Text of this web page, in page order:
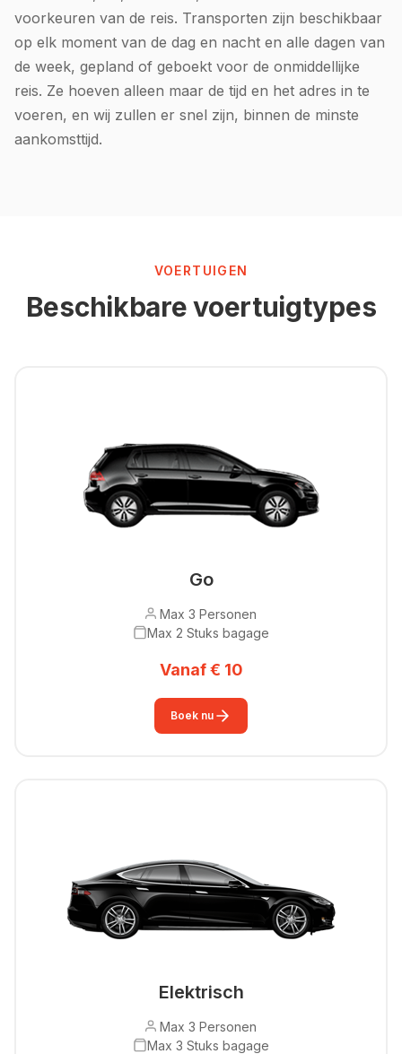
voorkeuren van de reis. Transporten zijn beschikbaar
op elk moment van de dag en nacht en alle dagen van
de week, gepland of geboekt voor de onmiddellijke
reis. Ze hoeven alleen maar de tijd en het adres in te
voeren, en wij zullen er snel zijn, binnen de minste
aankomsttijd.
VOERTUIGEN
Beschikbare voertuigtypes
Go
Max 3 Personen
Max 2 Stuks bagage
Vanaf € 10
Boek nu
Elektrisch
Max 3 Personen
Max 3 Stuks bagage